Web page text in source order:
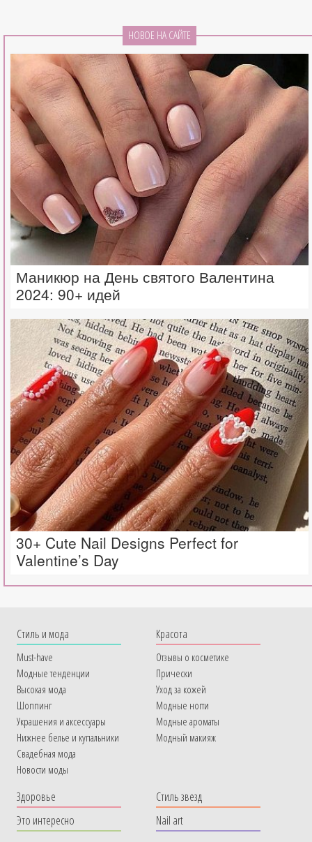
НОВОЕ НА САЙТЕ
Маникюр на День святого Валентина
2024: 90+ идей
30+ Cute Nail Designs Perfect for
Valentine’s Day
Cтиль и мода
Must-have
Модные тенденции
Высокая мода
Шоппинг
Украшения и аксессуары
Нижнее белье и купальники
Свадебная мода
Новости моды
Красота
Отзывы о косметике
Прически
Уход за кожей
Модные ногти
Модные ароматы
Модный макияж
Здоровье
Это интересно
Стиль звезд
Nail art